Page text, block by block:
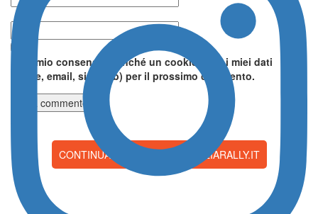
Email *
Do il mio consenso affinché un cookie salvi i miei dati
(nome, email, sito web) per il prossimo commento.
CONTINUA A LEGGERE SU ITALIARALLY.IT